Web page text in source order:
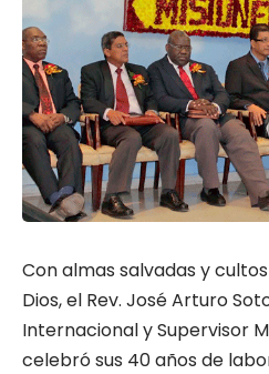
Con almas salvadas y
Dios, el Rev. José Arturo
Internacional y Supervisor
celebró sus 40 años de